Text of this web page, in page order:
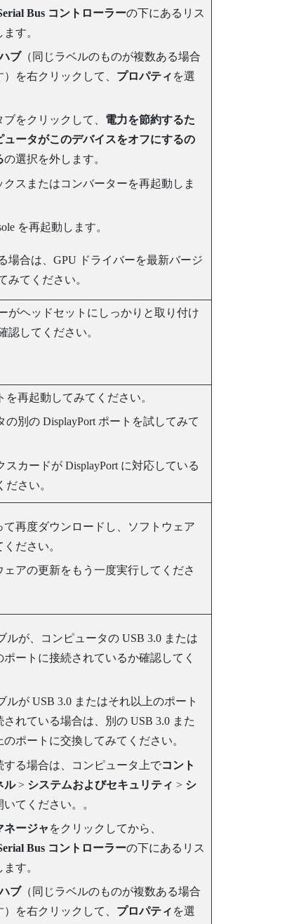
Bus コントローラーの下にあるリス
す。
ブ（同じラベルのものが複数ある場合
を右クリックして、 プロパティ を選
ブをクリックして、 電力を節約するた
ュータがこのデバイスをオフにするの
の選択を外します。
クスまたはコンバーターを再起動しま
を再起動します。
場合は、GPU ドライバーを最新バージ
みてください。
がヘッドセットにしっかりと取り付け
認してください。
を再起動してみてください。
の別の DisplayPortポートを試してみて
スカードが DisplayPortに対応している
さい。
て再度ダウンロードし、ソフトウェア
ださい。
ェアの更新をもう一度実行してくださ
ルが、コンピュータの USB 3.0 または
ポートに接続されているか確認してく
ルが USB 3.0 またはそれ以上のポート
されている場合は、別の USB 3.0 また
のポートに交換してみてください。
する場合は、コンピュータ上でコント
ル> システムおよびセキュリティ > シ
いてください。。
ネージャ をクリックしてから、
Bus コントローラーの下にあるリス
す。
ブ（同じラベルのものが複数ある場合
を右クリックして、 プロパティ を選